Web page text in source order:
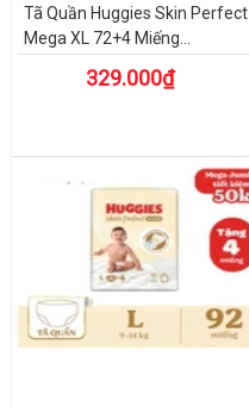
Tã Quần Huggies Skin Perfect
Mega XL 72+4 Miếng...
329.000₫